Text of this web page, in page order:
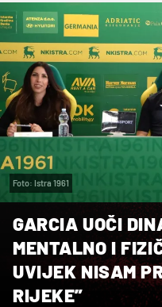
Foto: Istra 1961
GARCIA UOČI
MENTALNO I
UVIJEK NISAM
RIJEKE”